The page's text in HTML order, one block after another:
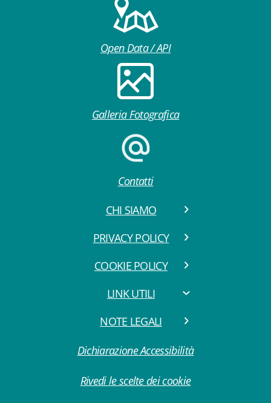
Open Data / API
Galleria Fotografica
Contatti
CHI SIAMO
PRIVACY POLICY
COOKIE POLICY
LINK UTILI
NOTE LEGALI
Dichiarazione Accessibilità
Rivedi le scelte dei cookie